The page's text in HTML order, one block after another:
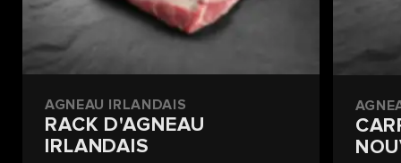
AGNEAU IRLANDAIS
RACK D'AGNEAU
IRLANDAIS